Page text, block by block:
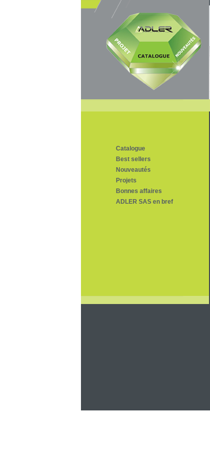
Catalogue
Best sellers
Nouveautés
Projets
Bonnes affaires
ADLER SAS en bref